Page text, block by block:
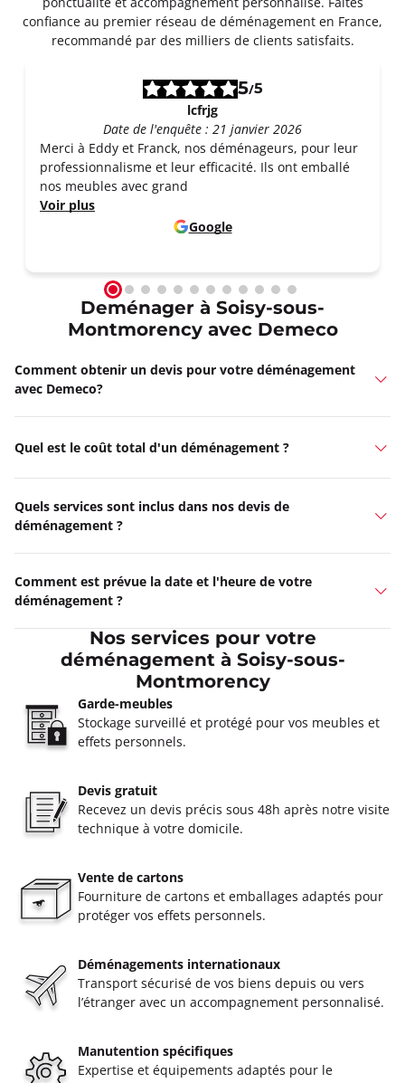
confiance au premier réseau de déménagement en France,
recommandé par des milliers de clients satisfaits.
5/5
lcfrjg
Date de l'enquête : 21 janvier 2026
Merci à Eddy et Franck, nos déménageurs, pour leur
professionnalisme et leur efficacité. Ils ont emballé
nos meubles avec grand
Voir plus
Google
Deménager à Soisy-sous-
Montmorency avec Demeco
Comment obtenir un devis pour votre déménagement
avec Demeco?
Quel est le coût total d'un déménagement ?
Quels services sont inclus dans nos devis de
déménagement ?
Comment est prévue la date et l'heure de votre
déménagement ?
Nos services pour votre
déménagement à Soisy-sous-
Montmorency
Garde-meubles
Stockage surveillé et protégé pour vos meubles et
effets personnels.
Devis gratuit
Recevez un devis précis sous 48h après notre visite
technique à votre domicile.
Vente de cartons
Fourniture de cartons et emballages adaptés pour
protéger vos effets personnels.
Déménagements internationaux
Transport sécurisé de vos biens depuis ou vers
l’étranger avec un accompagnement personnalisé.
Manutention spécifiques
Expertise et équipements adaptés pour le